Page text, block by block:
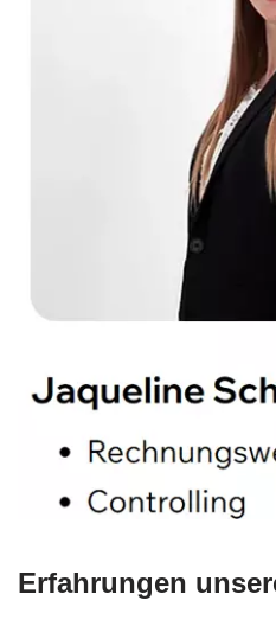
Erfahrungen